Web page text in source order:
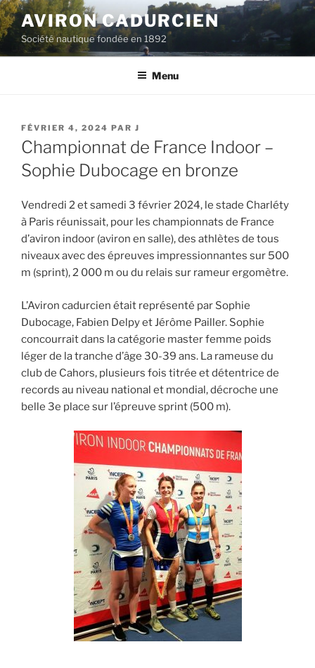
Aller
au
contenu
principal
AVIRON CADURCIEN
Société nautique fondée en 1892
Menu
PUBLIÉ
LE
FÉVRIER 4, 2024 PAR J
Championnat de France Indoor –
Sophie Dubocage en bronze
Vendredi 2 et samedi 3 février 2024, le stade Charléty
à Paris réunissait, pour les championnats de France
d’aviron indoor (aviron en salle), des athlètes de tous
niveaux avec des épreuves impressionnantes sur 500
m (sprint), 2 000 m ou du relais sur rameur ergomètre.
L’Aviron cadurcien était représenté par Sophie
Dubocage, Fabien Delpy et Jérôme Pailler. Sophie
concourrait dans la catégorie master femme poids
léger de la tranche d’âge 30-39 ans. La rameuse du
club de Cahors, plusieurs fois titrée et détentrice de
records au niveau national et mondial, décroche une
belle 3e place sur l’épreuve sprint (500 m).